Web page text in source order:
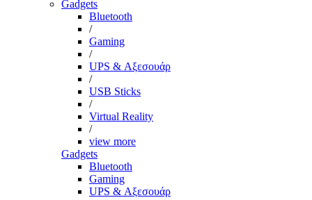
Gadgets
Bluetooth
/
Gaming
/
UPS & Αξεσουάρ
/
USB Sticks
/
Virtual Reality
/
view more
Gadgets
Bluetooth
Gaming
UPS & Αξεσουάρ